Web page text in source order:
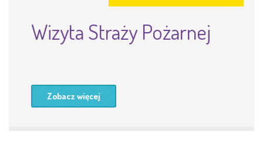
Wizyta Straży Pożarnej
Zobacz więcej